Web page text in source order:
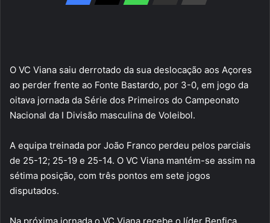
O VC Viana saiu derrotado da sua deslocação aos Açores
ao perder frente ao Fonte Bastardo, por 3-0, em jogo da
oitava jornada da Série dos Primeiros do Campeonato
Nacional da I Divisão masculina de Voleibol.
A equipa treinada por João Franco perdeu pelos parciais
de 25-12; 25-19 e 25-14. O VC Viana mantém-se assim na
sétima posição, com três pontos em sete jogos
disputados.